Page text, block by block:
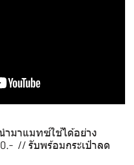
ำมาแมทซ์ใช้ได้อย่าง
// รับพร้อมกระเป๋าลด